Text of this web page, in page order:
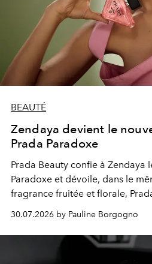
BEAUTÉ
Zendaya devient le
Prada Paradoxe
Prada Beauty confie à Zendaya
Paradoxe et dévoile, dans le
fragrance fruitée et florale,
30.07.2026 by Pauline Borgogno